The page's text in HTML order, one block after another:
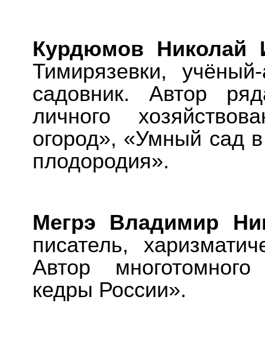
Курдюмов Николай
Тимирязевки,
садовник. Автор
личного
огород», «Умный сад
плодородия».
Мегрэ Владимир
писатель,
Автор
кедры России».